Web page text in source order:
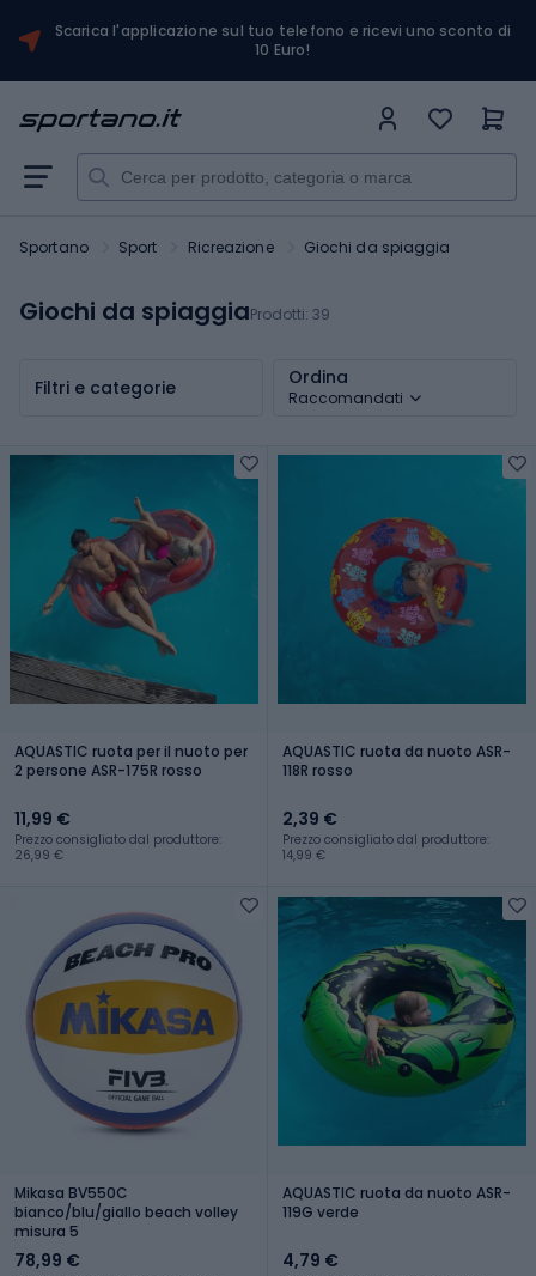
Scarica l'applicazione sul tuo telefono e ricevi uno sconto di
10 Euro!
Sportano Sport Ricreazione Giochi da spiaggia
Giochi da spiaggiaProdotti: 39
Filtri e categorie Ordina
Raccomandati
AQUASTIC ruota per il nuoto per
2 persone ASR-175R rosso
11,99 €
Prezzo consigliato dal produttore:
26,99 €
AQUASTIC ruota da nuoto ASR-
118R rosso
2,39 €
Prezzo consigliato dal produttore:
14,99 €
Mikasa BV550C
bianco/blu/giallo beach volley
misura 5
78,99 €
AQUASTIC ruota da nuoto ASR-
119G verde
4,79 €